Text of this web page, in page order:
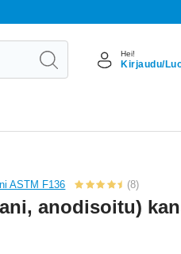
Hei!
Kirjaudu/
ASTM F136 (8)
anodisoitu)